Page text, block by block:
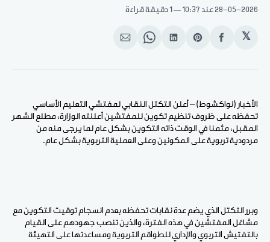
28-05-2026عند 10:37 1 دقيقة قراءة
𝕏
انشر
الفيسبوك
Share
Pinterest
انشر
لينكد
Share
WhatsApp
انشر
الإيميل
الأخبار (نواكشوط) – أعلن التكتل النقابي لمفتشي التعليم الأساسي
تحفظه على ظروف تنظيم تكوين للمفتشين أعلنته الوزارة، مطلع الشهر
المقبل، مثمنا في الوقت ذاته التكوين بشكل عام لما يرجى منه من
مردودية تربوية على المكونين وعلى العملية التربوية بشكل عام.
وبرر التكتل الذي يضم عدة نقابات تحفظه بعدم انسجام توقيت التكوين مع
مشاغل المفتشين في هذه الفترة، والذين تنصب جهودهم على القيام
بالتفتيش التربوي والإداري للطواقم التربوية ومساعدتها على التهيئة